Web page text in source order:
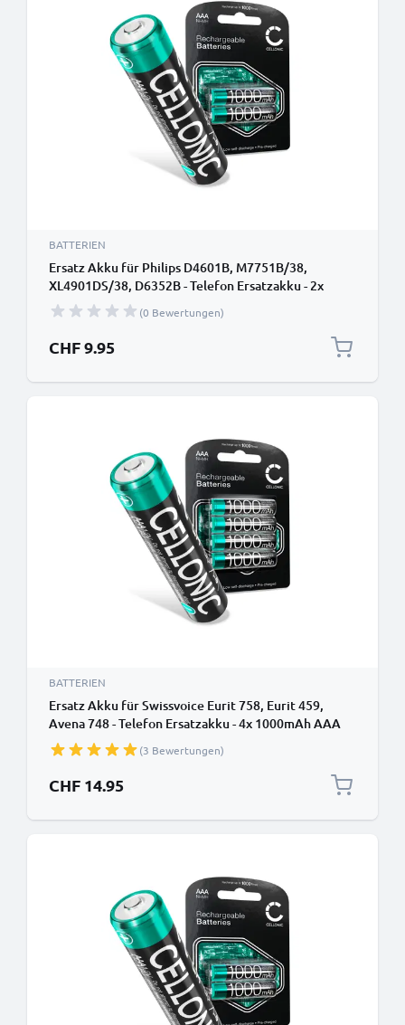
BATTERIEN
Ersatz Akku für Philips D4601B, M7751B/38,
XL4901DS/38, D6352B - Telefon Ersatzakku - 2x
1000mAh AAA Telefonakku, wiederaufladbare
Batterie
(0 Bewertungen)
CHF 9.95
BATTERIEN
Ersatz Akku für Swissvoice Eurit 758, Eurit 459,
Avena 748 - Telefon Ersatzakku - 4x 1000mAh AAA
Telefonakku, wiederaufladbare Batterie
(3 Bewertungen)
CHF 14.95